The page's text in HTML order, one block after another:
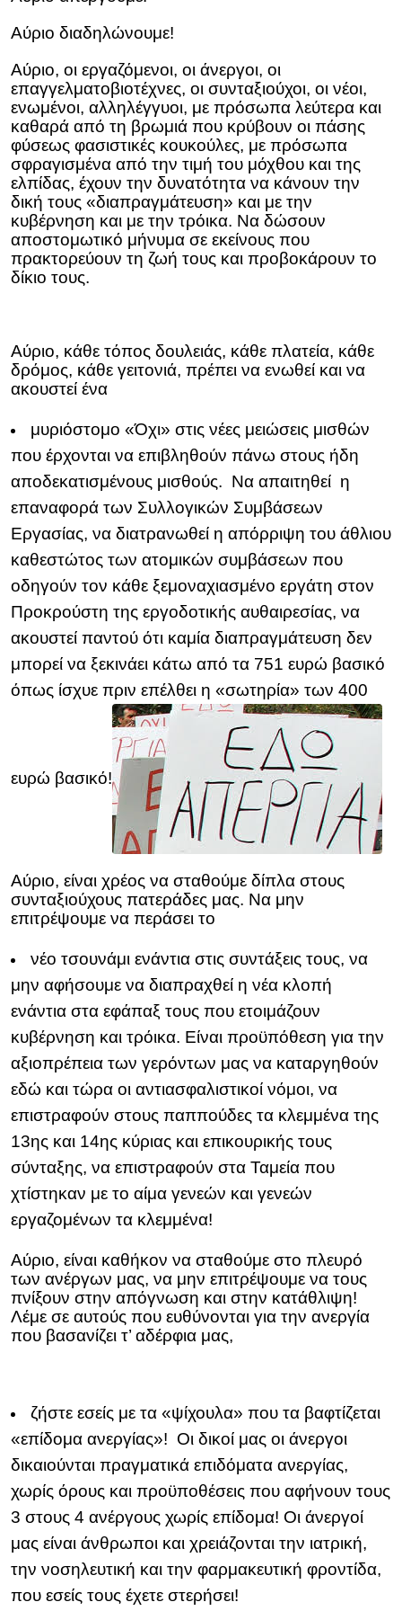
Αύριο διαδηλώνουμε!
Αύριο, οι εργαζόμενοι, οι άνεργοι, οι
επαγγελματοβιοτέχνες, οι συνταξιούχοι, οι νέοι,
ενωμένοι, αλληλέγγυοι, με πρόσωπα λεύτερα και
καθαρά από τη βρωμιά που κρύβουν οι πάσης
φύσεως φασιστικές κουκούλες, με πρόσωπα
σφραγισμένα από την τιμή του μόχθου και της
ελπίδας, έχουν την δυνατότητα να κάνουν την
δική τους «διαπραγμάτευση» και με την
κυβέρνηση και με την τρόικα. Να δώσουν
αποστομωτικό μήνυμα σε εκείνους που
πρακτορεύουν τη ζωή τους και προβοκάρουν το
δίκιο τους.
Αύριο, κάθε τόπος δουλειάς, κάθε πλατεία, κάθε
δρόμος, κάθε γειτονιά, πρέπει να ενωθεί και να
ακουστεί ένα
μυριόστομο «Όχι» στις νέες μειώσεις μισθών
που έρχονται να επιβληθούν πάνω στους ήδη
αποδεκατισμένους μισθούς. Να απαιτηθεί η
επαναφορά των Συλλογικών Συμβάσεων
Εργασίας, να διατρανωθεί η απόρριψη του άθλιου
καθεστώτος των ατομικών συμβάσεων που
οδηγούν τον κάθε ξεμοναχιασμένο εργάτη στον
Προκρούστη της εργοδοτικής αυθαιρεσίας, να
ακουστεί παντού ότι καμία διαπραγμάτευση δεν
μπορεί να ξεκινάει κάτω από τα 751 ευρώ βασικό
όπως ίσχυε πριν επέλθει η «σωτηρία» των 400
ευρώ βασικό!
Αύριο, είναι χρέος να σταθούμε δίπλα στους
συνταξιούχους πατεράδες μας. Να μην
επιτρέψουμε να περάσει το
νέο τσουνάμι ενάντια στις συντάξεις τους, να
μην αφήσουμε να διαπραχθεί η νέα κλοπή
ενάντια στα εφάπαξ τους που ετοιμάζουν
κυβέρνηση και τρόικα. Είναι προϋπόθεση για την
αξιοπρέπεια των γερόντων μας να καταργηθούν
εδώ και τώρα οι αντιασφαλιστικοί νόμοι, να
επιστραφούν στους παππούδες τα κλεμμένα της
13ης και 14ης κύριας και επικουρικής τους
σύνταξης, να επιστραφούν στα Ταμεία που
χτίστηκαν με το αίμα γενεών και γενεών
εργαζομένων τα κλεμμένα!
Αύριο, είναι καθήκον να σταθούμε στο πλευρό
των ανέργων μας, να μην επιτρέψουμε να τους
πνίξουν στην απόγνωση και στην κατάθλιψη!
Λέμε σε αυτούς που ευθύνονται για την ανεργία
που βασανίζει τ’ αδέρφια μας,
ζήστε εσείς με τα «ψίχουλα» που τα βαφτίζεται
«επίδομα ανεργίας»! Οι δικοί μας οι άνεργοι
δικαιούνται πραγματικά επιδόματα ανεργίας,
χωρίς όρους και προϋποθέσεις που αφήνουν τους
3 στους 4 ανέργους χωρίς επίδομα! Οι άνεργοί
μας είναι άνθρωποι και χρειάζονται την ιατρική,
την νοσηλευτική και την φαρμακευτική φροντίδα,
που εσείς τους έχετε στερήσει!